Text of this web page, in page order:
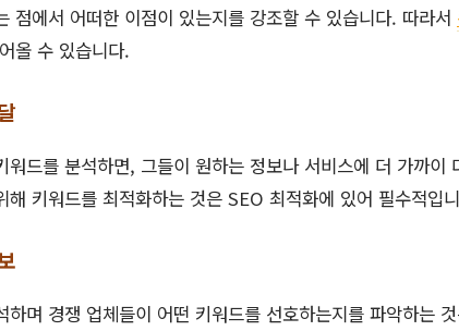
점에서 어떠한 이점이 있는지를 강조할 수 있습니다. 따라서
올 수 있습니다.
워드를 분석하면, 그들이 원하는 정보나 서비스에 더 가까이
해 키워드를 최적화하는 것은 SEO 최적화에 있어 필수적입
하며 경쟁 업체들이 어떤 키워드를 선호하는지를 파악하는